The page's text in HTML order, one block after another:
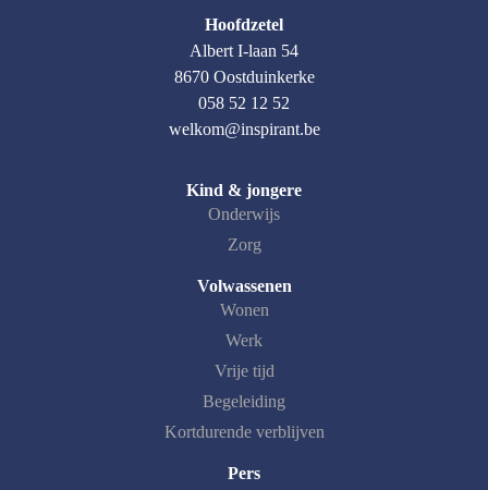
Hoofdzetel
Albert I-laan 54
8670 Oostduinkerke
058 52 12 52
welkom@inspirant.be
Kind & jongere
Onderwijs
Zorg
Volwassenen
Wonen
Werk
Vrije tijd
Begeleiding
Kortdurende verblijven
Pers